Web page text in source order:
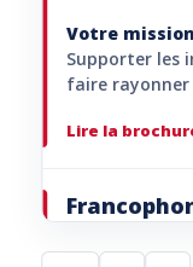
Votre
Supporter les
faire rayonner
Lire la
PORTEUR DE